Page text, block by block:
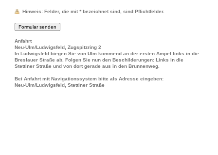
Hinweis : Felder, die mit * bezeichnet sind, sind Pflichtfelder.
Anfahrt
Neu-Ulm/Ludwigsfeld, Zugspitzring 2
In Ludwigsfeld biegen Sie von Ulm kommend an der ersten Ampel links in die
Breslauer Straße ab. Folgen Sie nun den Beschilderungen: Links in die
Stettiner Straße und von dort gerade aus in den Brunnenweg.
Bei Anfahrt mit Navigationssystem bitte als Adresse eingeben:
Neu-Ulm/Ludwigsfeld, Stettiner Straße